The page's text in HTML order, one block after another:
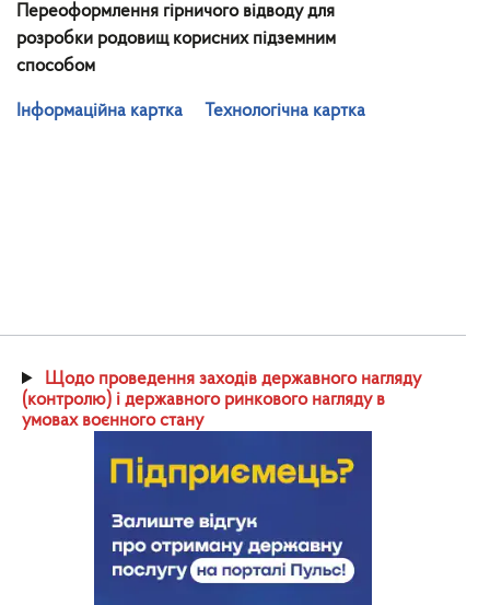
Переоформлення гірничого відводу для
розробки родовищ корисних підземним
способом
Інформаційна картка Технологічна картка
Щодо проведення заходів державного нагляду
(контролю) і державного ринкового нагляду в
умовах воєнного стану